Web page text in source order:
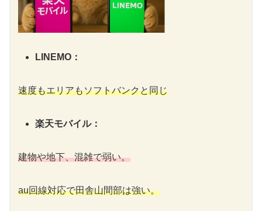
LINEMO：
速度もエリアもソフトバンクと同じ
楽天モバイル：
建物や地下、混雑で弱い。
au回線対応で田舎山間部は強い。